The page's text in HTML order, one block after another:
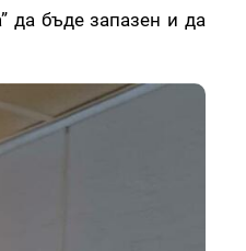
да бъде запазен и да